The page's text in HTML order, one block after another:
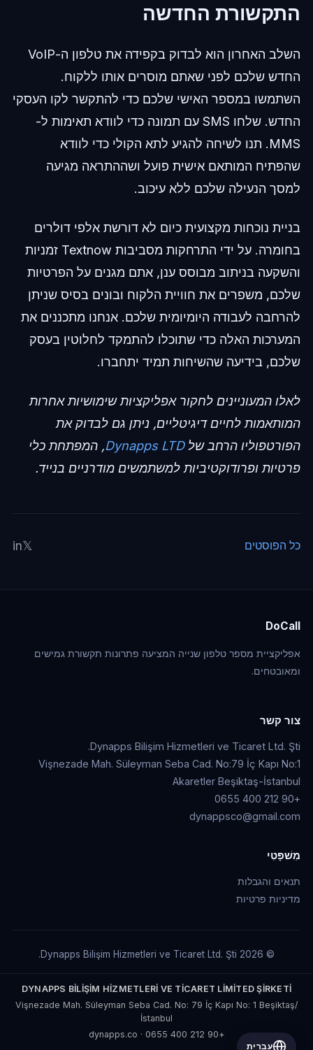
התקשורת החדשה
השלב האחרון הוא לבדוק בקפידה את טלפון ה-VoIP
החדש שלכם לפני שאתם מוסרים אותו ללקוח.
השתמשו במספר האישי שלכם כדי להתקשר לקו העסקי
החדש. שלחו SMS עם תמונה כדי לוודא תאימות ל-
MMS. תנו לשיחה להגיע לתא הקולי כדי לוודא
שהפתיח המותאם אישית פועל ושההתראה מגיעה
למסך הנעילה שלכם ללא עיכוב.
בניית נוכחות מקצועית כיום לא דורשת אלפי דולרים
בחומרה. על ידי התרחקות מסביבות Textnow זמניות
והשקעה בניתוב מבוסס ענן, אתם מגנים על הפרטיות
שלכם, משפרים את חוויית הלקוח ובונים בסיס שניתן
להרחבה לעבודה היומיומית שלכם. אנחנו מתכננים את
המערכות האלה כדי שתוכלו להתמקד לחלוטין בעסק
שלכם, בידיעה שהשיחות תמיד יתחברו.
לאלו המעוניינים לחקור אפליקציות שימושיות אחרות
המותאמות לחיים דיגיטליים, ניתן גם לבדוק את
הפורטפוליו הרחב שלDynapps LTD, המפתחת כלי
פרטיות ופרודוקטיביות למשתמשים מודרניים בנייד.
כל הפוסטים 𝕏
in
DoCall
אפליקציית מספר טלפון שנייה המציעה פתרונות תקשורת גמישים
ומאובטחים.
צור קשר
Dynapps Bilişim Hizmetleri ve Ticaret Ltd. Şti.
Vişnezade Mah. Süleyman Seba Cad. No:79 İç Kapı No:1
Akaretler Beşiktaş-İstanbul
+90 212 400 0655
dynappsco@gmail.com
מִשׁפָּטִי
תנאים והגבלות
מדיניות פרטיות
© 2026 Dynapps Bilişim Hizmetleri ve Ticaret Ltd. Şti.
DYNAPPS BİLİŞİM HİZMETLERİ VE TİCARET LİMİTED ŞİRKETİ
Vişnezade Mah. Süleyman Seba Cad. No: 79 İç Kapı No: 1 Beşiktaş/
İstanbul
+90 212 400 0655
·
dynapps.co
עברית